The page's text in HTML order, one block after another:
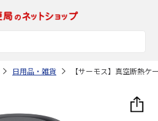
日用品・雑貨 【サーモス】真空断熱